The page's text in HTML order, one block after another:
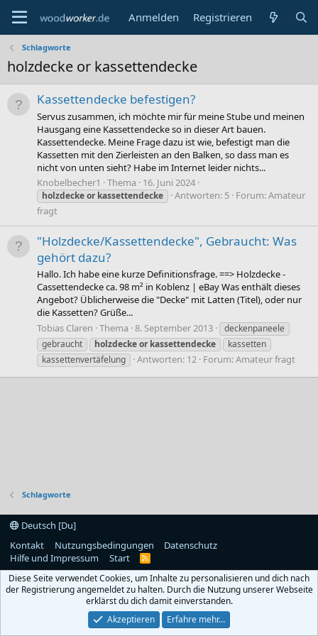
Anmelden Registrieren
Schlagworte
holzdecke or kassettendecke
Kassettendecke befestigen?
Servus zusammen, ich möchte mir für meine Stube und meinen
Hausgang eine Kassettendecke so in dieser Art bauen.
Kassettendecke. Meine Frage dazu ist wie, befestigt man die
Kassetten mit den Zierleisten an den Balken, so dass man es
nicht von unten sieht? Habe im Internet leider nichts...
Knobelbecher1
Thema 16. Juni 2024
holzdeckeor kassettendecke Antworten: 5 Forum:Amateur
fragt
"Holzdecke/Kassettendecke", Gebraucht: Was
gehört dazu?
Hallo. Ich habe eine kurze Definitionsfrage. ==> Holzdecke -
Cassettendecke ca. 98 m² in Koblenz | eBay Was enthält dieses
Angebot? Üblicherweise die "Decke" mit Latten (Titel), oder nur
die Kassetten? Grüße...
Tobias Claren Thema 8. September 2013
deckenpaneele
gebraucht
holzdeckeor kassettendecke
kassetten
kassettenvertäfelung
Antworten: 12 Forum:Amateur fragt
Schlagworte
Deutsch [Du]
Kontakt
Nutzungsbedingungen
Datenschutz
Hilfe und Impressum
Start
R
S
Diese Seite verwendet Cookies, um Inhalte zu personalisieren und dich nach
der Registrierung angemeldet zu halten. Durch die Nutzung unserer Webseite
erklärst du dich damit einverstanden.
Akzeptieren
Erfahre mehr…